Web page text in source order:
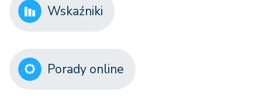
Wskaźniki
Porady online